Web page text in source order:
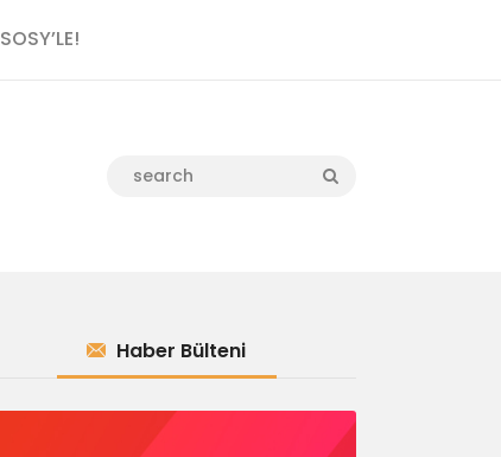
SOSY’LE!
Haber Bülteni